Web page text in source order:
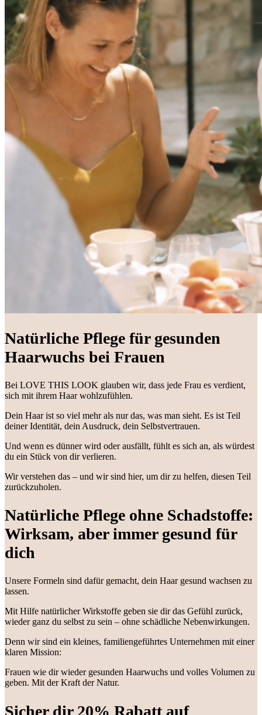
Natürliche Pflege für gesunden
Haarwuchs bei Frauen
Bei LOVE THIS LOOK glauben wir, dass jede Frau es verdient,
sich mit ihrem Haar wohlzufühlen.
Dein Haar ist so viel mehr als nur das, was man sieht. Es ist Teil
deiner Identität, dein Ausdruck, dein Selbstvertrauen.
Und wenn es dünner wird oder ausfällt, fühlt es sich an, als würdest
du ein Stück von dir verlieren.
Wir verstehen das – und wir sind hier, um dir zu helfen, diesen Teil
zurückzuholen.
Natürliche Pflege ohne Schadstoffe:
Wirksam, aber immer gesund für
dich
Unsere Formeln sind dafür gemacht, dein Haar gesund wachsen zu
lassen.
Mit Hilfe natürlicher Wirkstoffe geben sie dir das Gefühl zurück,
wieder ganz du selbst zu sein – ohne schädliche Nebenwirkungen.
Denn wir sind ein kleines, familiengeführtes Unternehmen mit einer
klaren Mission:
Frauen wie dir wieder gesunden Haarwuchs und volles Volumen zu
geben. Mit der Kraft der Natur.
Sicher dir 20% Rabatt auf